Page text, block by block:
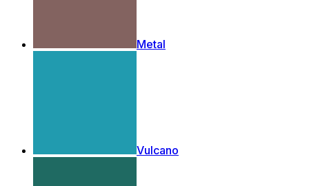
Metal
Vulcano